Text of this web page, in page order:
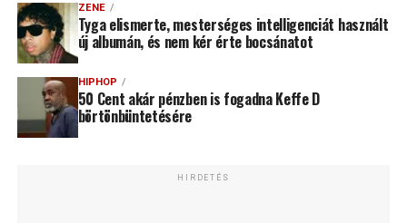
ZENE
Tyga elismerte, mesterséges intelligenciát használt
új albumán, és nem kér érte bocsánatot
HIPHOP
50 Cent akár pénzben is fogadna Keffe D
börtönbüntetésére
HIRDETÉS